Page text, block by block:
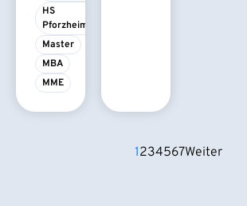
HS
Pforzheim
Master
MBA
MME
1234567Weiter